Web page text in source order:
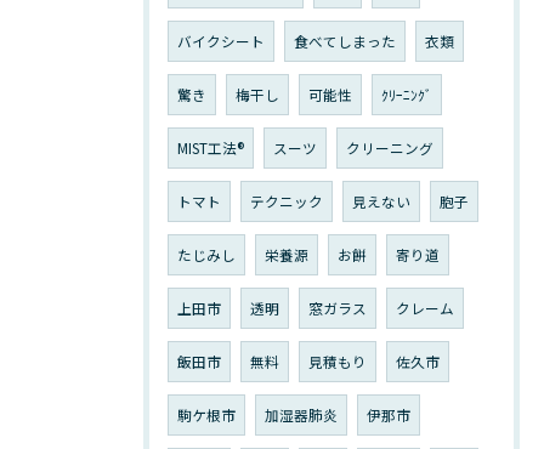
バイクシート 食べてしまった 衣類
驚き 梅干し 可能性 ｸﾘｰﾆﾝｸﾞ
MIST工法® スーツ クリーニング
トマト テクニック 見えない 胞子
たじみし 栄養源 お餅 寄り道
上田市 透明 窓ガラス クレーム
飯田市 無料 見積もり 佐久市
駒ケ根市 加湿器肺炎 伊那市